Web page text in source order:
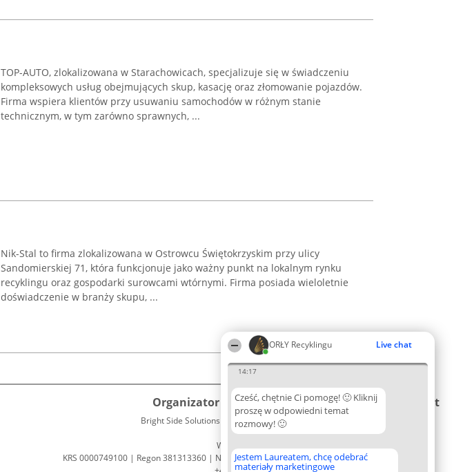
ORŁY Recyklingu Live chat
14:17
Cześć, chętnie Ci pomogę! 🙂 Kliknij
proszę w odpowiedni temat
rozmowy! 🙂
Jestem Laureatem, chcę odebrać
materiały marketingowe
TOP-AUTO, zlokalizowana w Starachowicach, specjalizuje się w świadczeniu
kompleksowych usług obejmujących skup, kasację oraz złomowanie pojazdów.
Firma wspiera klientów przy usuwaniu samochodów w różnym stanie
technicznym, w tym zarówno sprawnych, ...
Nik-Stal to firma zlokalizowana w Ostrowcu Świętokrzyskim przy ulicy
Sandomierskiej 71, która funkcjonuje jako ważny punkt na lokalnym rynku
recyklingu oraz gospodarki surowcami wtórnymi. Firma posiada wieloletnie
doświadczenie w branży skupu, ...
Organizator plebiscytu
Bright Side Solutions sp. z o. o. sp. k.
ul. Ruska 22
Wrocław 50-079
KRS 0000749100 | Regon 381313360 | NIP 8943132676
Plebiscyt
Lista
Laureatów
Kontakt